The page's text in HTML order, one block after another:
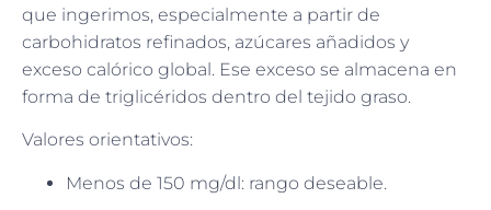
que ingerimos, especialmente a partir de
carbohidratos refinados, azúcares añadidos y
exceso calórico global. Ese exceso se almacena en
forma de triglicéridos dentro del tejido graso.
Valores orientativos:
Menos de 150 mg/dl: rango deseable.